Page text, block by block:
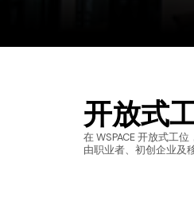
开放式
在 WSPACE 开放式工
由职业者、初创企业及